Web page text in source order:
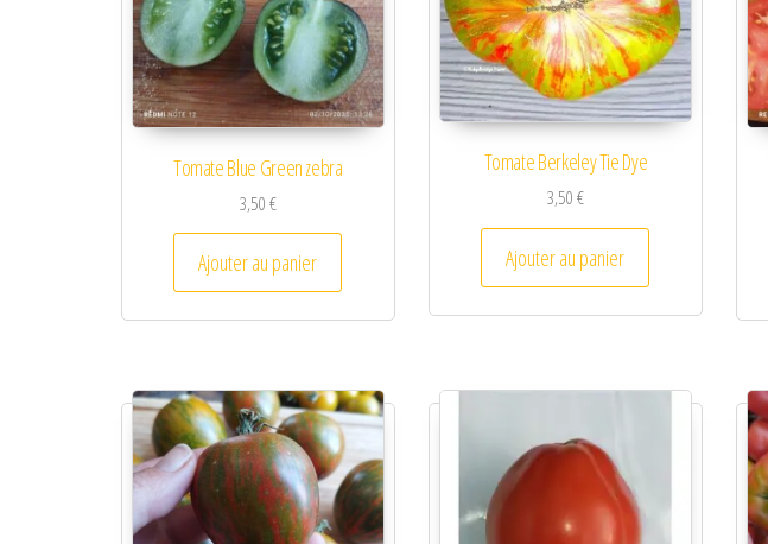
Tomate Blue Green zebra
3,50€
Ajouter au panier
Tomate Berkeley Tie Dye
3,50€
Ajouter au panier